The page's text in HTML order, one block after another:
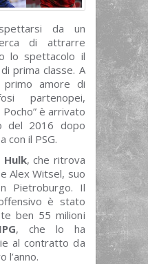
da un
di attrarre
lo spettacolo il
prima classe. A
amore di
partenopei,
Pocho” è arrivato
del 2016 dopo
con il PSG.
Hulk, che ritrova
Alex Witsel, suo
Pietroburgo. Il
è stato
ben 55 milioni
, che lo ha
al contratto da
l’anno.